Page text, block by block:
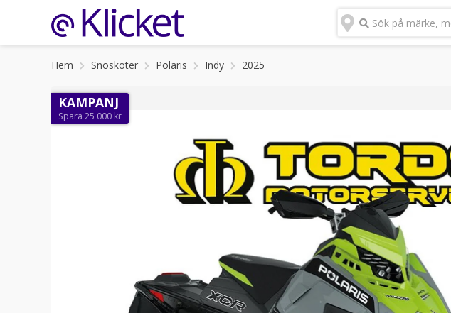
Sök på märke,
Hem Snöskoter Polaris Indy 2025
KAMPANJ
Spara 25 000 kr